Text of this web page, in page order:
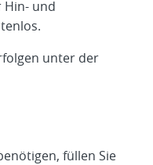
Hin- und
unter der
füllen Sie